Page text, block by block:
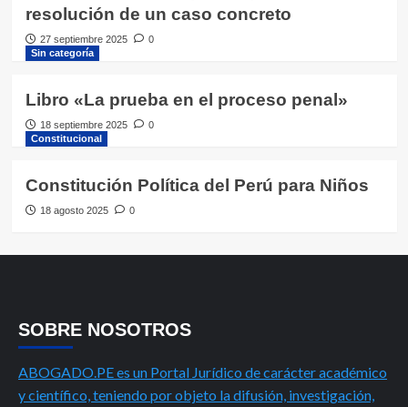
resolución de un caso concreto
27 septiembre 2025
0
Sin categoría
Libro «La prueba en el proceso penal»
18 septiembre 2025
0
Constitucional
Constitución Política del Perú para Niños
18 agosto 2025 0
SOBRE NOSOTROS
ABOGADO.PE es un Portal Jurídico de carácter académico
y científico, teniendo por objeto la difusión, investigación,